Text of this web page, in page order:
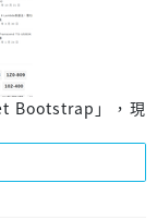
Bootstrap」，現